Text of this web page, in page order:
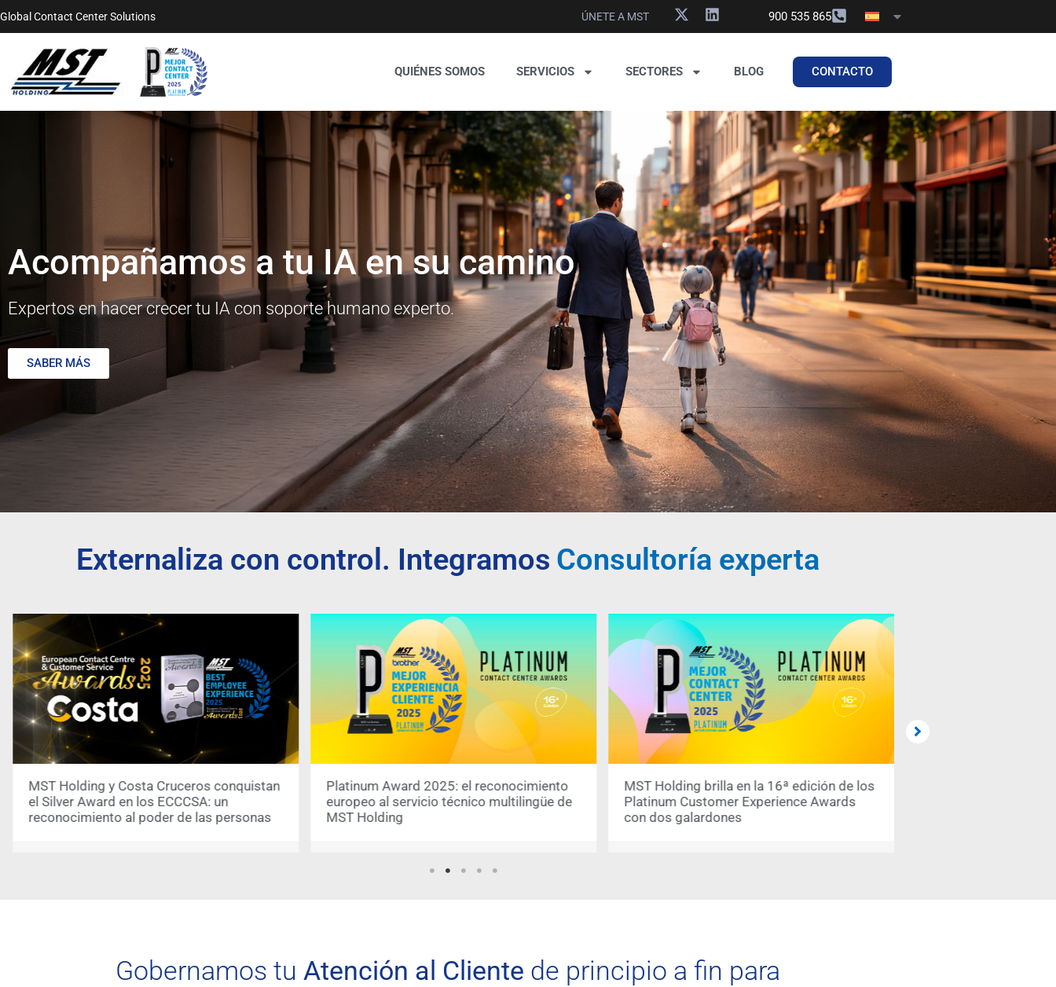
Global Contact Center Solutions ÚNETE A MST 900 535 865
QUIÉNES SOMOS SERVICIOS SECTORES BLOG CONTACTO
Acompañamos a tu IA en su camino
Expertos en hacer crecer tu IA con soporte humano experto.
SABER MÁS
Externaliza con control. IntegramosTecnología con IA
Backoffice
Consultoría experta
MST Holding y Costa Cruceros conquistan
el Silver Award en los ECCCSA: un
reconocimiento al poder de las personas
Platinum Award 2025: el reconocimiento
europeo al servicio técnico multilingüe de
MST Holding
MST Holding brilla en la 16ª edición de los
Platinum Customer Experience Awards
con dos galardones
Gobernamos tu Atención al Cliente de principio a fin para